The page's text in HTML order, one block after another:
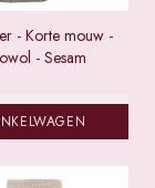
- Korte mouw -
- Sesam